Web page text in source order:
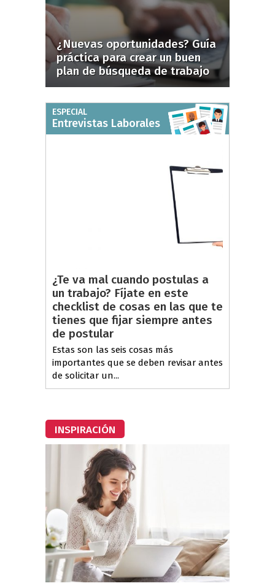
¿Nuevas oportunidades? Guía
práctica para crear un buen
plan de búsqueda de trabajo
ESPECIAL
Entrevistas Laborales
¿Te va mal cuando postulas a
un trabajo? Fíjate en este
checklist de cosas en las que te
tienes que fijar siempre antes
de postular
Estas son las seis cosas más
importantes que se deben revisar antes
de solicitar un...
INSPIRACIÓN